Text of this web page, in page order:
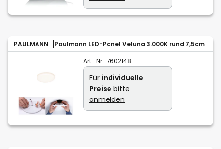
PAULMANN Paulmann LED-Panel Veluna 3.000K rund 7,5cm
Art.-Nr.: 7602148
Für individuelle
Preise bitte
anmelden